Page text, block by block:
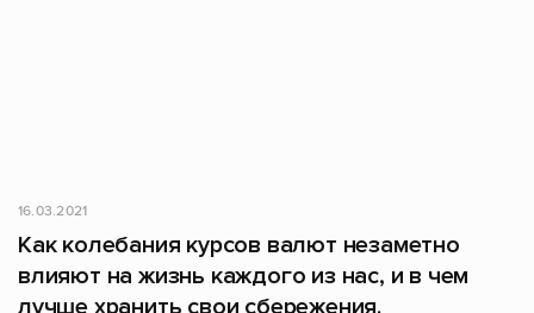
16.03.2021
Как колебания курсов валют незаметно
влияют на жизнь каждого из нас, и в чем
лучше хранить свои сбережения.